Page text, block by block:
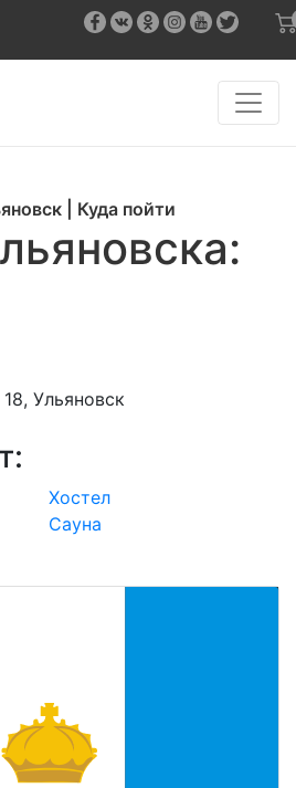
Куда пойти
Ульяновск
Хостел
Сауна